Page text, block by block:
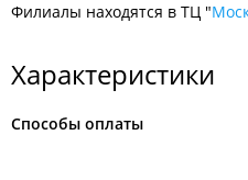
Филиалы находятся в ТЦ "
Характеристики
Способы оплаты